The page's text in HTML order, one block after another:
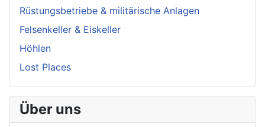
Rüstungsbetriebe & militärische Anlagen
Felsenkeller & Eiskeller
Höhlen
Lost Places
Über uns